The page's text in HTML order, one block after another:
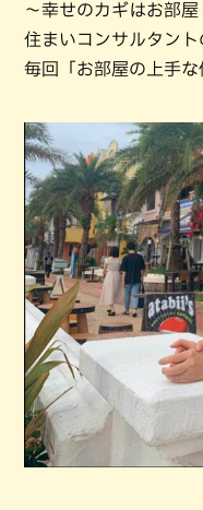
～幸せのカギはお部屋
住まいコンサルタント
毎回「お部屋の上手